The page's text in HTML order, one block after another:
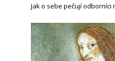
Jak o sebe pečují odborníci